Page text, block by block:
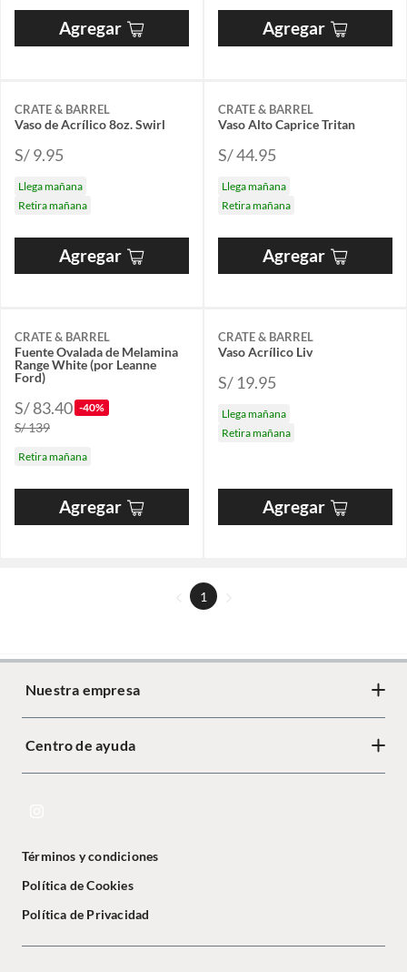
Agregar Agregar
CRATE & BARREL
Vaso de Acrílico 8oz. Swirl
S/ 9.95
Llega mañana
Retira mañana
Agregar
CRATE & BARREL
Vaso Alto Caprice Tritan
S/ 44.95
Llega mañana
Retira mañana
Agregar
CRATE & BARREL
Fuente Ovalada de Melamina
Range White (por Leanne
Ford)
S/ 83.40 -40%
S/ 139
Retira mañana
Agregar
CRATE & BARREL
Vaso Acrílico Liv
S/ 19.95
Llega mañana
Retira mañana
Agregar
1
Nuestra empresa
Centro de ayuda
Términos y condiciones
Política de Cookies
Política de Privacidad